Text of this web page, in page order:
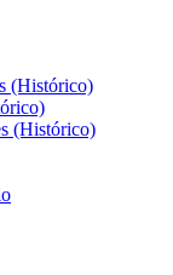
(Histórico)
(Histórico)